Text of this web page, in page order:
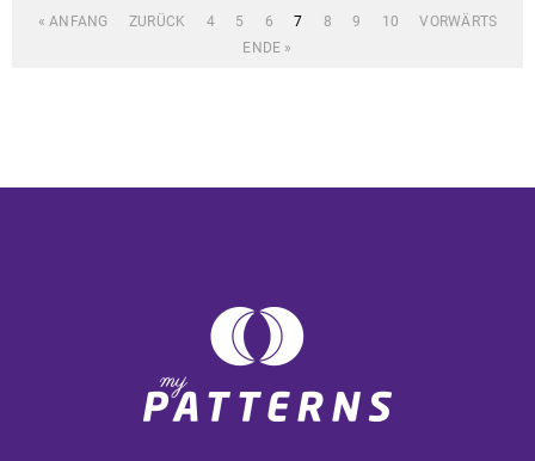
« ANFANG ZURÜCK 4 5 6 7 8 9 10
VORWÄRTS
ENDE »